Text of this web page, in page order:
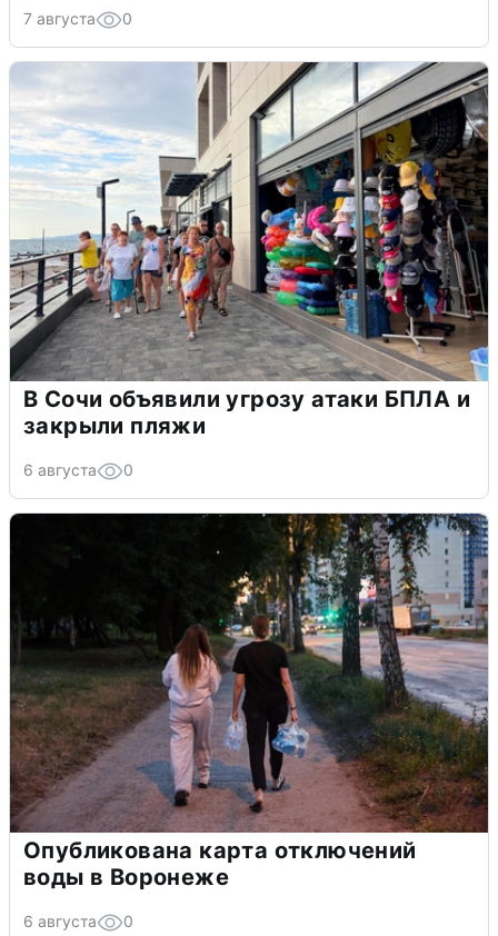
7 августа 0
В Сочи объявили угрозу атаки БПЛА и
закрыли пляжи
6 августа 0
Опубликована карта отключений
воды в Воронеже
6 августа 0